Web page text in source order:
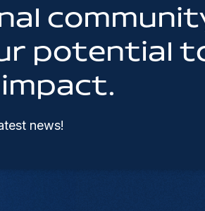
potential
news!